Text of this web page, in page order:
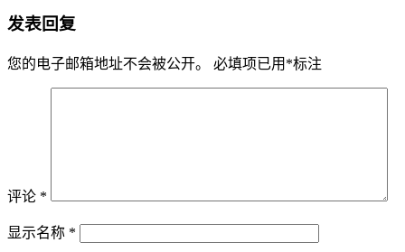
发表回复
您的电子邮箱地址不会被公开。 必填项已用 *标注
评论 *
显示名称 *